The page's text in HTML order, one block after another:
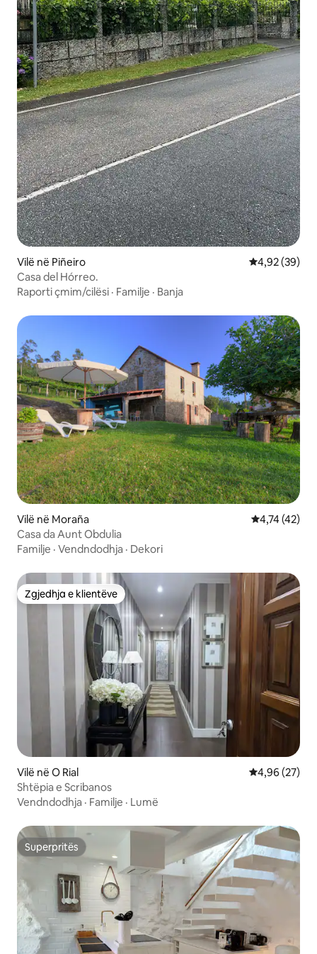
Vilë në Piñeiro Vlerësimi
4,92 (39)
Casa del Hórreo.
Raporti çmim/cilësi · Familje · Banja
Vilë në Moraña Vlerësimi
4,74 (42)
Casa da Aunt Obdulia
Familje · Vendndodhja · Dekori
Zgjedhja e klientëve
Zgjedhja e klientëve
Vilë në O Rial Vlerësimi
4,96 (27)
Shtëpia e Scribanos
Vendndodhja · Familje · Lumë
Superpritës
Superpritës